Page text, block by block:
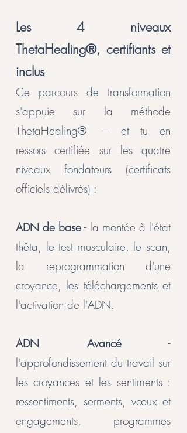
Les 4 niveaux
ThetaHealing®, certifiants et
inclus
Ce parcours de transformation
s'appuie sur la méthode
ThetaHealing® — et tu en
ressors certifiée sur les quatre
niveaux fondateurs (certificats
officiels délivrés) :
ADN de base- la montée à l'état
thêta, le test musculaire, le scan,
la reprogrammation d'une
croyance, les téléchargements et
l'activation de l'ADN.
ADN Avancé-
l'approfondissement du travail sur
les croyances et les sentiments :
ressentiments, serments, vœux et
engagements, programmes